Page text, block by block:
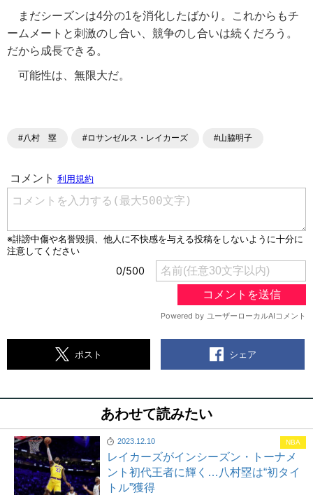
まだシーズンは4分の1を消化したばかり。これからもチ
ームメートと刺激のし合い、競争のし合いは続くだろう。
だから成長できる。
可能性は、無限大だ。
#八村 塁 #ロサンゼルス・レイカーズ #山脇明子
ポスト シェア
あわせて読みたい
2023.12.10
レイカーズがインシーズン・トーナメ
ント初代王者に輝く…八村塁は“初タイ
トル”獲得
NBA